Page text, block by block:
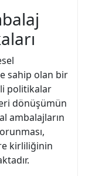
sahip olan bir
politikalar
dönüşümün
ambalajların
kirliliğinin